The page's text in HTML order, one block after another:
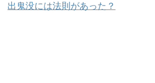
出鬼没には法則があった？